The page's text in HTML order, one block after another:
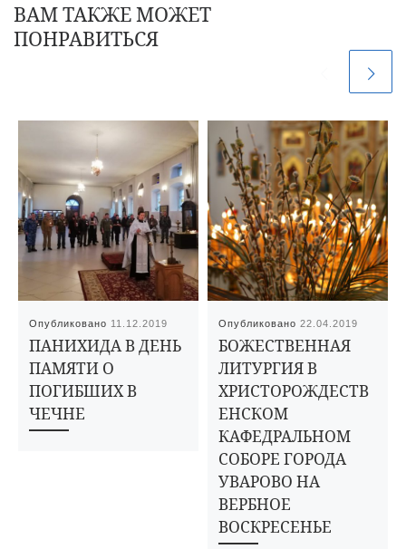
ВАМ ТАКЖЕ МОЖЕТ
ПОНРАВИТЬСЯ
Опубликовано 11.12.2019
ПАНИХИДА В ДЕНЬ
ПАМЯТИ О
ПОГИБШИХ В
ЧЕЧНЕ
Опубликовано22.04.2019
БОЖЕСТВЕННАЯ
ЛИТУРГИЯ В
ХРИСТОРОЖДЕСТВ
ЕНСКОМ
КАФЕДРАЛЬНОМ
СОБОРЕ ГОРОДА
УВАРОВО НА
ВЕРБНОЕ
ВОСКРЕСЕНЬЕ